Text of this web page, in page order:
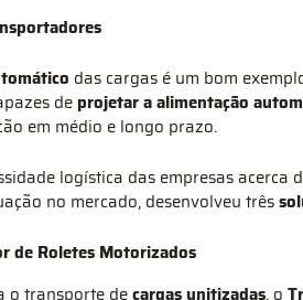
das cargas é um bom
de projetar a alimentação
em médio e longo prazo.
logística das empresas acerca
no mercado, desenvolveu três
de Roletes Motorizados
o transporte decargas unitizadas, o